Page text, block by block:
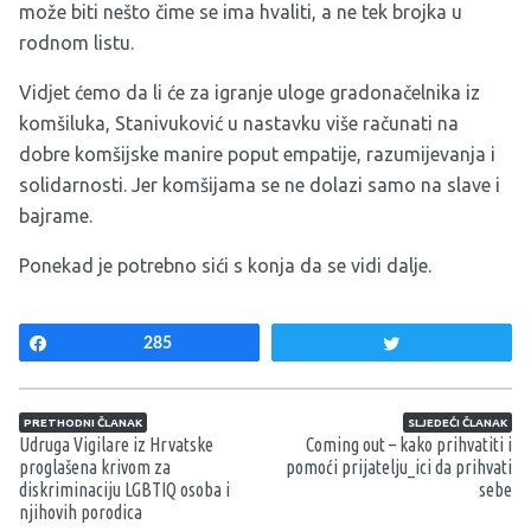
može biti nešto čime se ima hvaliti, a ne tek brojka u
rodnom listu.
Vidjet ćemo da li će za igranje uloge gradonačelnika iz
komšiluka, Stanivuković u nastavku više računati na
dobre komšijske manire poput empatije, razumijevanja i
solidarnosti. Jer komšijama se ne dolazi samo na slave i
bajrame.
Ponekad je potrebno sići s konja da se vidi dalje.
285
Navigacija članaka
PRETHODNI ČLANAK
Udruga Vigilare iz Hrvatske
proglašena krivom za
diskriminaciju LGBTIQ osoba i
njihovih porodica
SLJEDEĆI ČLANAK
Coming out – kako prihvatiti i
pomoći prijatelju_ici da prihvati
sebe